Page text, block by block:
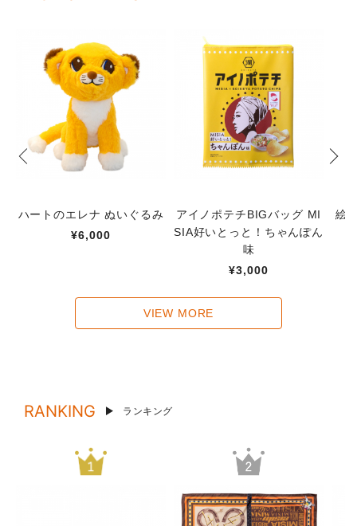
ハートのエレナ ぬいぐるみ
¥6,000
アイノポテチBIGバッグ MI
SIA好いとっと！ちゃんぽん
味
¥3,000
絵
VIEW MORE
RANKING ランキング